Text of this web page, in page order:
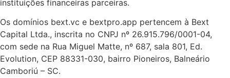
instituições financeiras parceiras.
Os domínios bext.vc e bextpro.app pertencem à Bext
Capital Ltda., inscrita no CNPJ nº 26.915.796/0001-04,
com sede na Rua Miguel Matte, nº 687, sala 801, Ed.
Evolution, CEP 88331-030, bairro Pioneiros, Balneário
Camboriú – SC.